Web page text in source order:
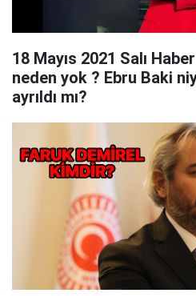
18 Mayıs 2021 Salı
neden yok ? Ebru Baki
ayrıldı mı?